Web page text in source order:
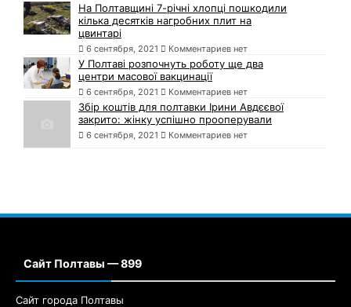
На Полтавщині 7-річні хлопці пошкодили
кілька десятків нагробних плит на
цвинтарі
6 сентября, 2021 Комментариев нет
У Полтаві розпочнуть роботу ще два
центри масової вакцинації
6 сентября, 2021 Комментариев нет
Збір коштів для полтавки Ірини Авдєєвої
закрито: жінку успішно прооперували
6 сентября, 2021 Комментариев нет
Сайт Полтавы — 899
Сайт города Полтавы